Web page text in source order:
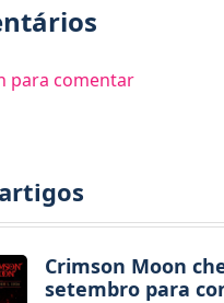
para comentar
Crimson Moon
setembro para